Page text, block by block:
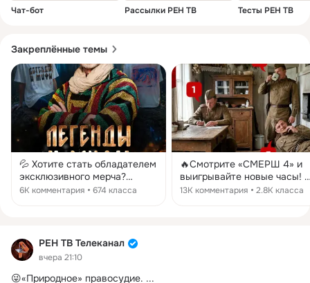
Чат-бот Рассылки РЕН ТВ Тесты РЕН ТВ
Закреплённые темы
💦 Хотите стать обладателем
эксклюзивного мерча?
Участвуйте в нашем
Александр Ингилевич
доказал, что фраза «вилами
по воде писано» — вовсе не
синоним невозможного.
6K комментария 674 класса
🔥Смотрите «СМЕРШ 4» и
выигрывайте новые часы! 👀
Контрразведка СМЕРШ не
13K комментария 2.8K класса
РЕН ТВ Телеканал
вчера 21:10
😜«Природное» правосудие. ...